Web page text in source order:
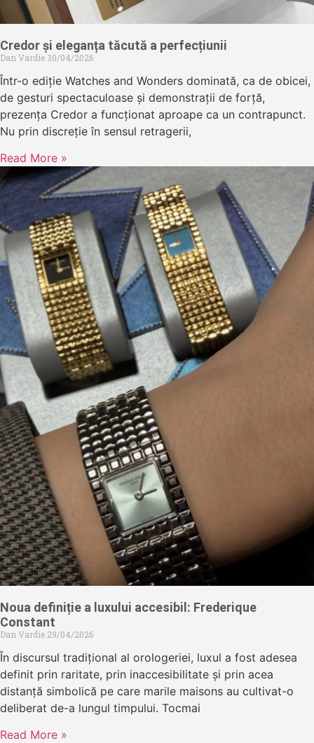
Credor și eleganța tăcută a perfecțiunii
Dan Vardie 30/04/2026
Într-o ediție Watches and Wonders dominată, ca de obicei,
de gesturi spectaculoase și demonstrații de forță,
prezența Credor a funcționat aproape ca un contrapunct.
Nu prin discreție în sensul retragerii,
Read More »
Noua definiție a luxului accesibil: Frederique
Constant
Dan Vardie 29/04/2026
În discursul tradițional al orologeriei, luxul a fost adesea
definit prin raritate, prin inaccesibilitate și prin acea
distanță simbolică pe care marile maisons au cultivat-o
deliberat de-a lungul timpului. Tocmai
Read More »